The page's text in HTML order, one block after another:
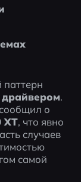
драйвером.
о
XT, что явно
случаев
самой